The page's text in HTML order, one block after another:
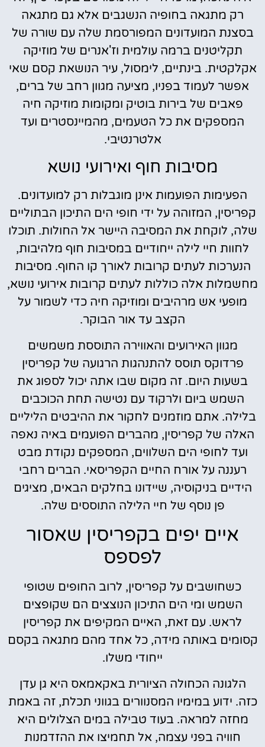
רק מתגאה בחופיה הנשגבים אלא גם מתגאה
בסצנת המועדונים המפורסמת שלה עם שורה של
תקליטנים ברמה עולמית וז'אנרים של מוזיקה
אקלקטית. בינתיים, לימסול, עיר הנושאת קסם שאי
אפשר לעמוד בפניו, מציעה מגוון רחב של ברים,
פאבים של בירות בוטיק ומקומות מוזיקה חיה
המספקים את כל הטעמים, מהמיינסטרים ועד
אלטרנטיבי.
מסיבות חוף ואירועי נושא
הפעימות הפועמות אינן מוגבלות רק למועדונים.
קפריסין, המזוהה על ידי חופי הים התיכון הבתוליים
שלה, לוקחת את המסיבה היישר אל החולות. תוכלו
לחוות חיי לילה ייחודיים במסיבות חוף מלהיבות,
הנערכות לעתים קרובות לאורך קו החוף. מסיבות
מחשמלות אלה כוללות לעתים קרובות אירועי נושא,
מופעי אש מרהיבים ומוזיקה חיה כדי לשמור על
הקצב עד אור הבוקר.
מגוון האירועים והאווירה התוססת משמשים
פרדוקס תוסס להתנהגות הרגועה של קפריסין
בשעות היום. זה מקום שבו אתה יכול לספוג את
השמש ביום ולרקוד עם נטישה תחת הכוכבים
בלילה. אתם מוזמנים לחקור את ההיבטים הליליים
האלה של קפריסין, מהברים הפועמים באיה נאפה
ועד לחופי הים השלווים, המספקים נקודת מבט
רעננה על אורח החיים הקפריסאי. הברים רחבי
הידיים בניקוסיה, שיידונו בחלקים הבאים, מציגים
פן נוסף של חיי הלילה התוססים שלה.
איים יפים בקפריסין שאסור
לפספס
כשחושבים על קפריסין, לרוב החופים שטופי
השמש ומי הים התיכון הנוצצים הם שקופצים
לראש. עם זאת, האיים המקיפים את קפריסין
קסומים באותה מידה, כל אחד מהם מתגאה בקסם
ייחודי משלו.
הלגונה הכחולה הציורית באקאמאס היא גן עדן
כזה. ידוע במימיו המסנוורים בגווני תכלת, זה באמת
מחזה למראה. בעוד טבילה במים הצלולים היא
חוויה בפני עצמה, אל תחמיצו את ההזדמנות